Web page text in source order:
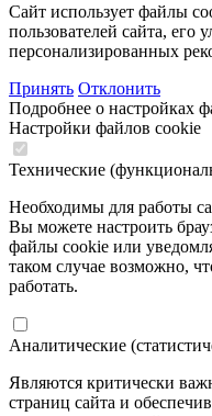
Сайт использует файлы
пользователей сайта, его
персонализированных
Принять Отклонить
Подробнее о настройках
Настройки файлов cookie
Технические
Необходимы для работы
Вы можете настроить
файлы cookie или
таком случае возможно,
работать.
Аналитические
Являются критически
страниц сайта и